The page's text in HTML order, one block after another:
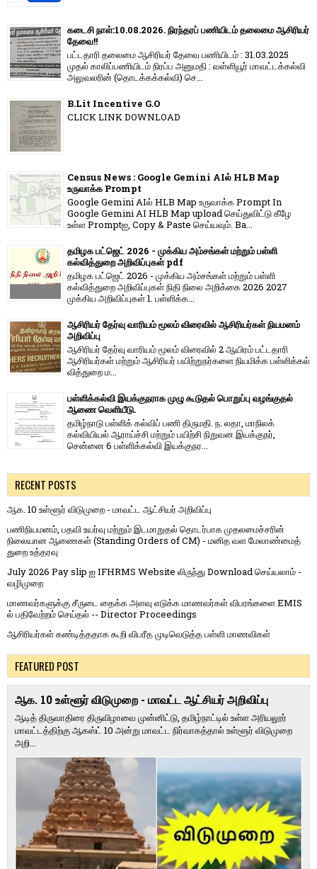
கடைசி நாள்:10.08.2026. நிரந்தரப் பணியிடம் தலைமை ஆசிரியர்
தேவை!!
பட்டதாரி தலைமை ஆசிரியர் தேவை பணியிடம் : 31.03.2025
முதல் காலிப்பணியிடம் நிரப்ப அனுமதி : வள்ளியூர் மாவட்டக்கல்வி
அலுவலரின் (தொடக்கக்கல்வி) செ...
B.Lit Incentive G.O
CLICK LINK DOWNLOAD
Census News : Google Gemini AIல் HLB Map
உருவாக்க Prompt
Google Gemini AIல் HLB Map உருவாக்க Prompt In
Google Gemini AI HLB Map upload செய்துவிட்டு கீழே
உள்ள Promptஐ, Copy & Paste செய்யவும். Ba...
தமிழக பட்ஜெட் 2026 - முக்கிய அம்சங்கள் மற்றும் பள்ளி
கல்வித்துறை அறிவிப்புகள் pdf
தமிழக பட்ஜெட் 2026 - முக்கிய அம்சங்கள் மற்றும் பள்ளி
கல்வித்துறை அறிவிப்புகள் நிதி நிலை அறிக்கை 2026 2027
முக்கிய அறிவிப்புகள் 1. பள்ளிக்க...
ஆசிரியர் தேர்வு வாரியம் மூலம் விரைவில் ஆசிரியர்கள் நியமனம்
அறிவிப்பு
ஆசிரியர் தேர்வு வாரி​யம் மூலம் விரை​வில் 2 ஆயிரம் பட்​ட​தாரி
ஆசிரியர்​கள் மற்​றும் ஆசிரியர் பயிற்றுநர்​களை நியமிக்க பள்​ளிக்​கல்​
வித்​துறை ம...
பள்ளிக்கல்வி இயக்குநராக முழு கூடுதல் பொறுப்பு வழங்குதல்
ஆணை வெளியீடு.
தமிழ்நாடு பள்ளிக் கல்விப் பணி திருமதி. ந. லதா, மாநிலக்
கல்வியியல் ஆராய்ச்சி மற்றும் பயிற்சி நிறுவன இயக்குநர்,
சென்னை 6 பள்ளிக்கல்வி இயக்குநர...
RECENT POSTS
ஆக. 10 உள்ளூர் விடுமுறை - மாவட்ட ஆட்சியர் அறிவிப்பு
பணிநியமனம், பதவி உயர்வு மற்றும் இடமாறுதல் தொடர்பாக முதலமைச்சரின்
நிலையான ஆணைகள் (Standing Orders of CM) - மனித வள மேலாண்மைத்
துறை உத்தரவு
July 2026 Pay slip ஐ IFHRMS Website லிருந்து Download செய்யலாம் -
வழிமுறை
மாணவர்களுக்கு சீருடை தைக்க அளவு எடுக்க மாணவர்கள் விபரங்களை EMIS
ல் பதிவேற்றம் செய்தல் -- Director Proceedings
ஆசிரியர்கள் கண்டித்ததாக கூறி விபரீத முடிவெடுத்த பள்ளி மாணவிகள்
FEATURED POST
ஆக. 10 உள்ளூர் விடுமுறை - மாவட்ட ஆட்சியர் அறிவிப்பு
ஆடித் திருவாதிரை திருவிழாவை முன்னிட்டு, தமிழ்நாட்டில் உள்ள அரியலூர்
மாவட்டத்திற்கு ஆகஸ்ட் 10 அன்று மாவட்ட நிர்வாகத்தால் உள்ளூர் விடுமுறை
அறி...